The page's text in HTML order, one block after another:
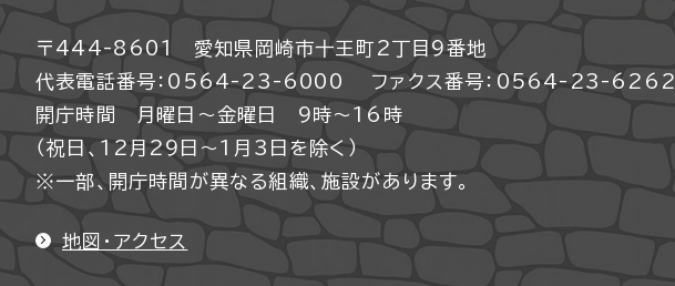
〒444-8601 愛知県岡崎市十王町2丁目9番地
代表電話番号：0564-23-6000
ファクス番号：0564-23-6262
開庁時間 月曜日～金曜日 9時～16時
（祝日、12月29日～1月3日を除く）
※一部、開庁時間が異なる組織、施設があります。
地図・アクセス